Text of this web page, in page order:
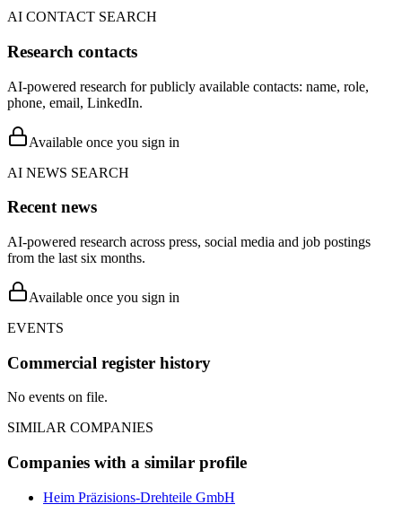
AI CONTACT SEARCH
Research contacts
AI-powered research for publicly available contacts: name, role,
phone, email, LinkedIn.
Available once you sign in
AI NEWS SEARCH
Recent news
AI-powered research across press, social media and job postings
from the last six months.
Available once you sign in
EVENTS
Commercial register history
No events on file.
SIMILAR COMPANIES
Companies with a similar profile
Heim Präzisions-Drehteile GmbH